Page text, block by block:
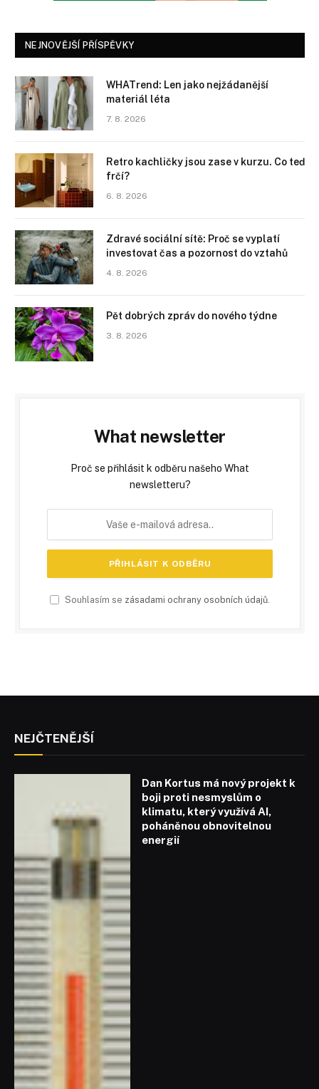
NEJNOVĚJŠÍ PŘÍSPĚVKY
WHATrend: Len jako nejžádanější
materiál léta
7. 8. 2026
Retro kachličky jsou zase v kurzu. Co teď
frčí?
6. 8. 2026
Zdravé sociální sítě: Proč se vyplatí
investovat čas a pozornost do vztahů
4. 8. 2026
Pět dobrých zpráv do nového týdne
3. 8. 2026
What newsletter
Proč se přihlásit k odběru našeho What
newsletteru?
Souhlasím se zásadami ochrany osobních údajů
NEJČTENĚJŠÍ
Dan Kortus má nový projekt k
boji proti nesmyslům o
klimatu, který využívá AI,
poháněnou obnovitelnou
energií